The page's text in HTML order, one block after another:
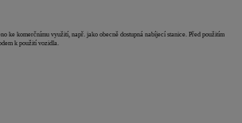
ke komerčnímu využití, např. jako obecně dostupná nabíjecí stanice. Před použitím
k použití vozidla.